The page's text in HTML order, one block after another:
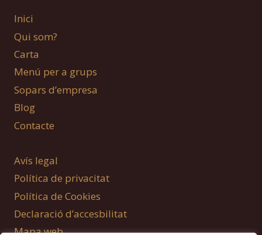
Inici
Qui som?
Carta
Menú per a grups
Sopars d’empresa
Blog
Contacte
Avís legal
Política de privacitat
Política de Cookies
Declaració d’accesbilitat
Mapa web